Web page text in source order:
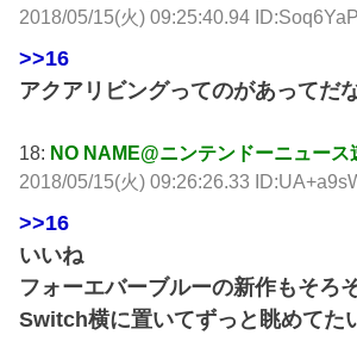
2018/05/15(火) 09:25:40.94
>>16
アクアリビングってのがあってだ
18: NO NAME@ニンテンドーニュース
2018/05/15(火) 09:26:26.33
>>16
いいね
フォーエバーブルーの新作もそろ
Switch横に置いてずっと眺めてた